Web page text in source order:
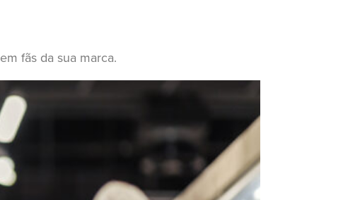
fãs da sua marca.